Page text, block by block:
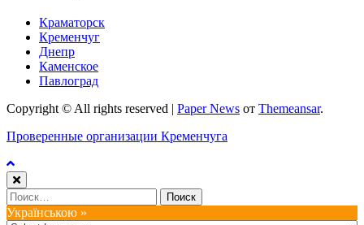
Краматорск
Кременчуг
Днепр
Каменское
Павлоград
Copyright © All rights reserved | Paper News от Themeansar.
Проверенные организации Кременчуга
Найти:
Українською »